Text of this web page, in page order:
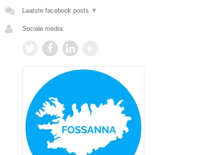
Laatste facebook posts ▼
Sociale media: